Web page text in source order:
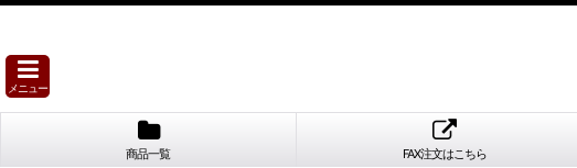
メニュー
商品一覧 FAX注文はこちら